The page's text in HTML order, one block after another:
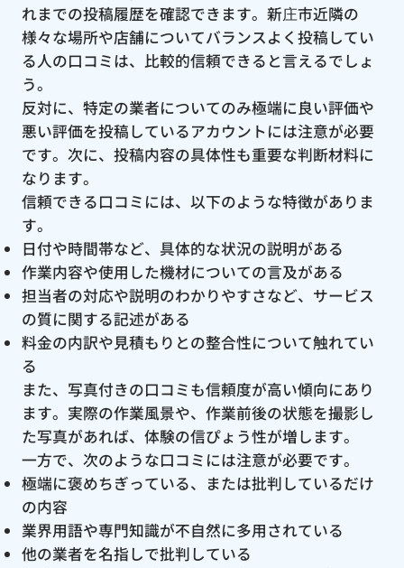
れまでの投稿履歴を確認できます。新庄市近隣の
様々な場所や店舗についてバランスよく投稿してい
る人の口コミは、比較的信頼できると言えるでしょ
う。
反対に、特定の業者についてのみ極端に良い評価や
悪い評価を投稿しているアカウントには注意が必要
です。次に、投稿内容の具体性も重要な判断材料に
なります。
信頼できる口コミには、以下のような特徴がありま
す。
日付や時間帯など、具体的な状況の説明がある
作業内容や使用した機材についての言及がある
担当者の対応や説明のわかりやすさなど、サービス
の質に関する記述がある
料金の内訳や見積もりとの整合性について触れてい
る
また、写真付きの口コミも信頼度が高い傾向にあり
ます。実際の作業風景や、作業前後の状態を撮影し
た写真があれば、体験の信ぴょう性が増します。
一方で、次のような口コミには注意が必要です。
極端に褒めちぎっている、または批判しているだけ
の内容
業界用語や専門知識が不自然に多用されている
他の業者を名指しで批判している